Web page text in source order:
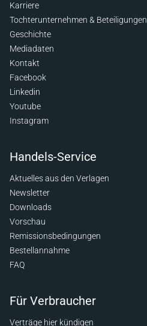
Karriere
Tochterunternehmen & Beteiligungen
Geschichte
Mediadaten
Kontakt
Facebook
Linkedin
Youtube
Instagram
Handels-Service
Aktuelles aus den Verlagen
Newsletter
Downloads
Vorschau
Remissionsbedingungen
Bestellannahme
FAQ
Für Verbraucher
Verträge hier kündigen